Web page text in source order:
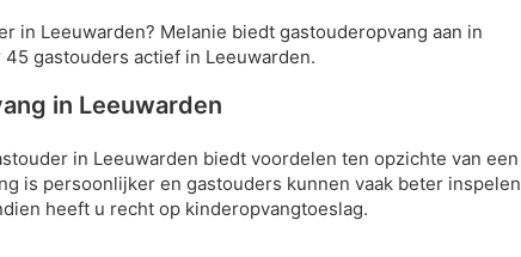
in Leeuwarden? Melanie biedt gastouderopvang aan in
gastouders actief in Leeuwarden.
in Leeuwarden
in Leeuwarden biedt voordelen ten opzichte van een
is persoonlijker en gastouders kunnen vaak beter inspelen
heeft u recht op kinderopvangtoeslag.